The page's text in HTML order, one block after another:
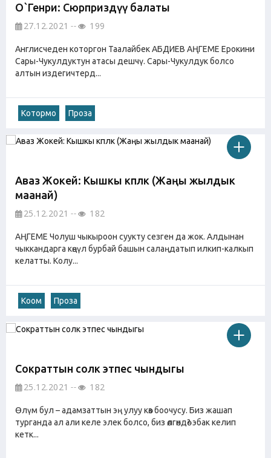
О`Генри: Сюрприздүү балаты
27.12.2021 199
Англисчеден которгон Таалайбек АБДИЕВ АҢГЕМЕ Ерокини
Сары-Чукулдуктун атасы дешчү. Сары-Чукулдук болсо
алтын издегичтерд...
Котормо Проза
Аваз Жокей: Кышкы көпөлөк (Жаңы жылдык
маанай)
25.12.2021 182
АҢГЕМЕ Чолуш чыкыроон суукту сезген да жок. Алдынан
чыккандарга көңүл бурбай башын салаңдатып илкип-калкып
келатты. Колу...
Коом Проза
Сократтын солк этпес чындыгы
25.12.2021 182
Өлүм бул – адамзаттын эң улуу көз боочусу. Биз жашап
турганда ал али келе элек болсо, биз өлгөндө? эбак келип
кетк...